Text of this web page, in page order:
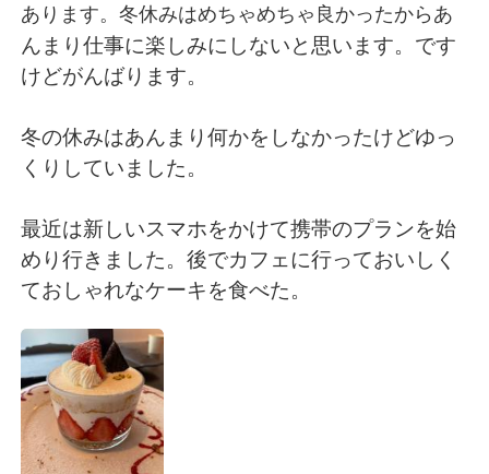
English 简体中文
العربية
Deutsch 日本語
한국어 Русский
ไทย
Italiano
Português
あります。冬休みはめちゃめちゃ良かったからあ
んまり仕事に楽しみにしないと思います。です
けどがんばります。
冬の休みはあんまり何かをしなかったけどゆっ
くりしていました。
最近は新しいスマホをかけて携帯のプランを始
めり行きました。後でカフェに行っておいしく
ておしゃれなケーキを食べた。